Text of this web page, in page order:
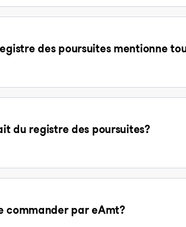
des poursuites mentionne
du registre des poursuites?
commander par eAmt?